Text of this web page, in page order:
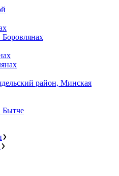
район, Минская
Бытче